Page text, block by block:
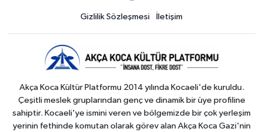
Gizlilik Sözleşmesi İletişim
Akça Koca Kültür Platformu 2014 yılında Kocaeli'de kuruldu.
Çeşitli meslek gruplarından genç ve dinamik bir üye profiline
sahiptir. Kocaeli'ye ismini veren ve bölgemizde bir çok yerleşim
yerinin fethinde komutan olarak görev alan Akça Koca Gazi'nin